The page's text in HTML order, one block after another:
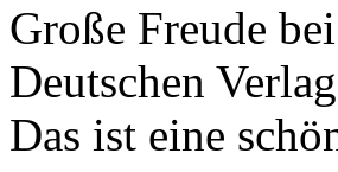
Große Freude
Deutschen
Das ist eine